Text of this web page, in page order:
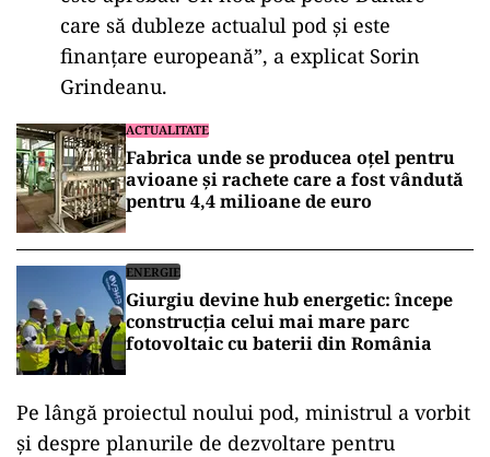
care să dubleze actualul pod şi este
finanţare europeană”, a explicat Sorin
Grindeanu.
ACTUALITATE
Fabrica unde se producea oțel pentru
avioane și rachete care a fost vândută
pentru 4,4 milioane de euro
ENERGIE
Giurgiu devine hub energetic: începe
construcția celui mai mare parc
fotovoltaic cu baterii din România
Pe lângă proiectul noului pod, ministrul a vorbit
și despre planurile de dezvoltare pentru